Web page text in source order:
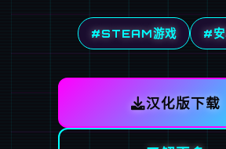
#STEAM游戏 #安
汉化版下载